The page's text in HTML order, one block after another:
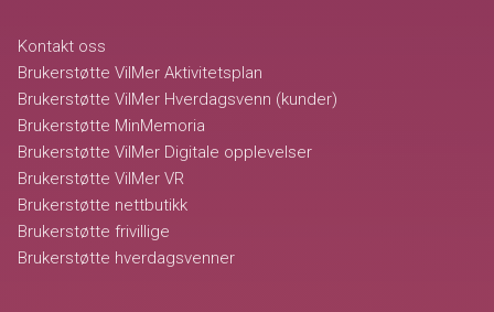
Kontakt oss
Brukerstøtte VilMer Aktivitetsplan
Brukerstøtte VilMer Hverdagsvenn (kunder)
Brukerstøtte MinMemoria
Brukerstøtte VilMer Digitale opplevelser
Brukerstøtte VilMer VR
Brukerstøtte nettbutikk
Brukerstøtte frivillige
Brukerstøtte hverdagsvenner